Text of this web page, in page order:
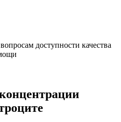
доступности качества